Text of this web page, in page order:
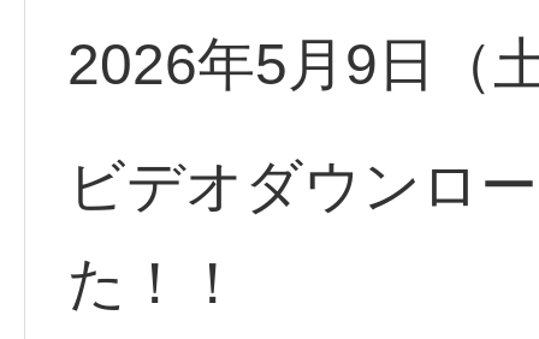
2026年5月9日（
ビデオダウンロ
た！！